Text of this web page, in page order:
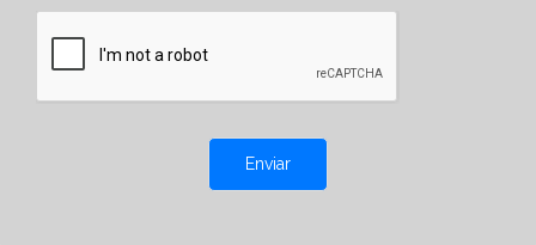
Enviar